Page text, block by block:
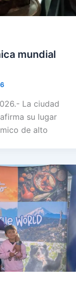
mundial
La ciudad
su lugar
de alto